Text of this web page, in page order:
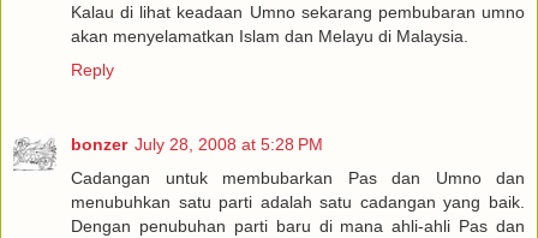
Kalau di lihat keadaan Umno sekarang pembubaran umno
akan menyelamatkan Islam dan Melayu di Malaysia.
Reply
bonzer July 28, 2008 at 5:28 PM
Cadangan untuk membubarkan Pas dan Umno dan
menubuhkan satu parti adalah satu cadangan yang baik.
Dengan penubuhan parti baru di mana ahli-ahli Pas dan